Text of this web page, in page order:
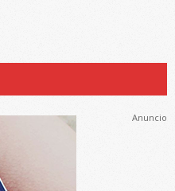
Anuncio